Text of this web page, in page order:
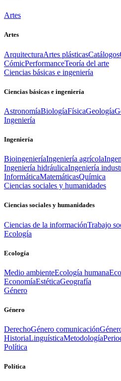
Artes
Artes
ArquitecturaArtes plásticasCatálogos
CómicPerformanceTeoría del arte
Ciencias básicas e ingeniería
Ciencias básicas e ingeniería
AstronomíaBiologíaFísicaGeología
Ingeniería
Ingeniería
BioingenieríaIngeniería agrícola
Ingeniería hidráulicaIngeniería
InformáticaMatemáticasQuímica
Ciencias sociales y humanidades
Ciencias sociales y humanidades
Ciencias de la informaciónTrabajo
Ecología
Ecología
Medio ambienteEcología humana
EconomíaEstéticaGeografía
Género
Género
DerechoGénero comunicación
HistoriaLinguísticaMetodología
Política
Política